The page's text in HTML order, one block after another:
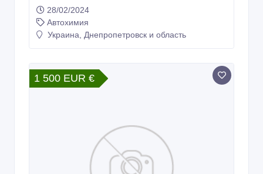
28/02/2024
Автохимия
Украина, Днепропетровск и область
1 500 EUR €